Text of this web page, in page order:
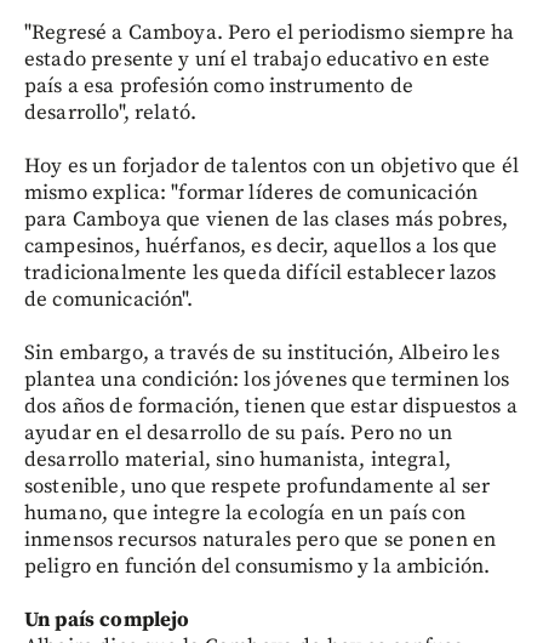
"Regresé a Camboya. Pero el periodismo siempre ha
estado presente y uní el trabajo educativo en este
país a esa profesión como instrumento de
desarrollo", relató.
Hoy es un forjador de talentos con un objetivo que él
mismo explica: "formar líderes de comunicación
para Camboya que vienen de las clases más pobres,
campesinos, huérfanos, es decir, aquellos a los que
tradicionalmente les queda difícil establecer lazos
de comunicación".
Sin embargo, a través de su institución, Albeiro les
plantea una condición: los jóvenes que terminen los
dos años de formación, tienen que estar dispuestos a
ayudar en el desarrollo de su país. Pero no un
desarrollo material, sino humanista, integral,
sostenible, uno que respete profundamente al ser
humano, que integre la ecología en un país con
inmensos recursos naturales pero que se ponen en
peligro en función del consumismo y la ambición.
Un país complejo